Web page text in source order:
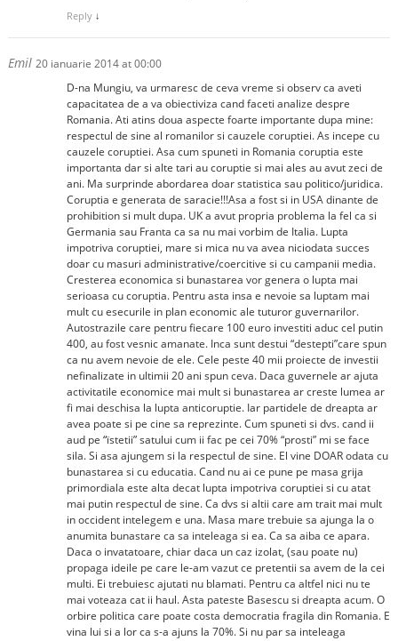
Reply ↓
Emil 20 ianuarie 2014 at 00:00
D-na Mungiu, va urmaresc de ceva vreme si observ ca aveti
capacitatea de a va obiectiviza cand faceti analize despre
Romania. Ati atins doua aspecte foarte importante dupa mine:
respectul de sine al romanilor si cauzele coruptiei. As incepe cu
cauzele coruptiei. Asa cum spuneti in Romania coruptia este
importanta dar si alte tari au coruptie si mai ales au avut zeci de
ani. Ma surprinde abordarea doar statistica sau politico/juridica.
Coruptia e generata de saracie!!!Asa a fost si in USA dinante de
prohibition si mult dupa. UK a avut propria problema la fel ca si
Germania sau Franta ca sa nu mai vorbim de Italia. Lupta
impotriva coruptiei, mare si mica nu va avea niciodata succes
doar cu masuri administrative/coercitive si cu campanii media.
Cresterea economica si bunastarea vor genera o lupta mai
serioasa cu coruptia. Pentru asta insa e nevoie sa luptam mai
mult cu esecurile in plan economic ale tuturor guvernarilor.
Autostrazile care pentru fiecare 100 euro investiti aduc cel putin
400, au fost vesnic amanate. Inca sunt destui “destepti”care spun
ca nu avem nevoie de ele. Cele peste 40 mii proiecte de investii
nefinalizate in ultimii 20 ani spun ceva. Daca guvernele ar ajuta
activitatile economice mai mult si bunastarea ar creste lumea ar
fi mai deschisa la lupta anticoruptie. Iar partidele de dreapta ar
avea poate si pe cine sa reprezinte. Cum spuneti si dvs. cand ii
aud pe “ïstetii” satului cum ii fac pe cei 70% “prosti” mi se face
sila. Si asa ajungem si la respectul de sine. El vine DOAR odata cu
bunastarea si cu educatia. Cand nu ai ce pune pe masa grija
primordiala este alta decat lupta impotriva coruptiei si cu atat
mai putin respectul de sine. Ca dvs si altii care am trait mai mult
in occident intelegem e una. Masa mare trebuie sa ajunga la o
anumita bunastare ca sa inteleaga si ea. Ca sa aiba ce apara.
Daca o invatatoare, chiar daca un caz izolat, (sau poate nu)
propaga ideile pe care le-am vazut ce pretentii sa avem de la cei
multi. Ei trebuiesc ajutati nu blamati. Pentru ca altfel nici nu te
mai voteaza cat ii haul. Asta pateste Basescu si dreapta acum. O
orbire politica care poate costa democratia fragila din Romania. E
vina lui si a lor ca s-a ajuns la 70%. Si nu par sa inteleaga